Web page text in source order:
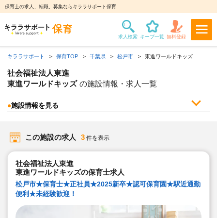
保育士の求人、転職、募集ならキララサポート保育
キララサポート 保育TOP 千葉県 松戸市 東進ワールドキッズ
社会福祉法人東進
東進ワールドキッズ の施設情報・求人一覧
●施設情報を見る
この施設の求人 3 件を表示
社会福祉法人東進
東進ワールドキッズの保育士求人
松戸市★保育士★正社員★2025新卒★認可保育園★駅近通勤
便利★未経験歓迎！